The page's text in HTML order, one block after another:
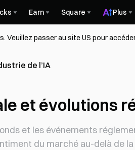
Earn Square Plus
Veuillez passer au site US pour
de l’IA
et évolutions
et les événements
du marché au-delà de